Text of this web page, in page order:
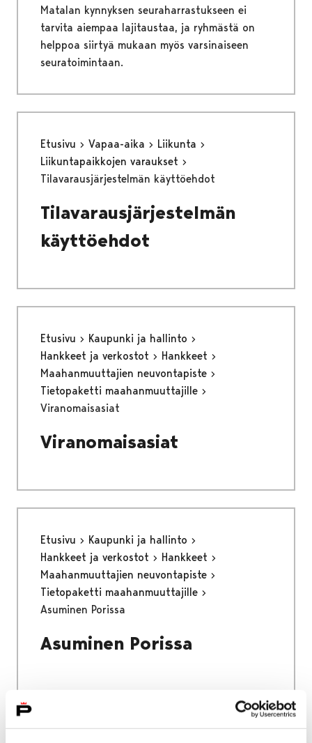
Matalan kynnyksen seuraharrastukseen ei
tarvita aiempaa lajitaustaa, ja ryhmästä on
helppoa siirtyä mukaan myös varsinaiseen
seuratoimintaan.
Etusivu Vapaa-aika
Liikunta
Liikuntapaikkojen varaukset
Tilavarausjärjestelmän käyttöehdot
Tilavarausjärjestelmän
käyttöehdot
Etusivu
Kaupunki ja hallinto
Hankkeet ja verkostot
Hankkeet
Maahanmuuttajien neuvontapiste
Tietopaketti maahanmuuttajille
Viranomaisasiat
Viranomaisasiat
Etusivu
Kaupunki ja hallinto
Hankkeet ja verkostot
Hankkeet
Maahanmuuttajien neuvontapiste
Tietopaketti maahanmuuttajille
Asuminen Porissa
Asuminen Porissa